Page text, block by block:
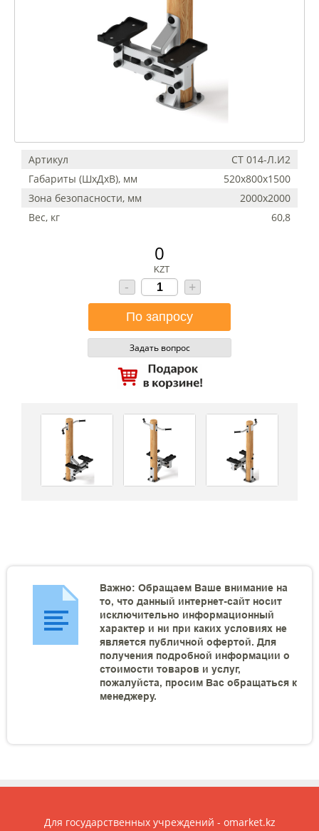
Артикул
СТ 014-Л.И2
Габариты (ШхДхВ), мм
520х800х1500
Зона безопасности, мм
2000х2000
Вес, кг
60,8
0
KZT
- +
Задать вопрос
Важно: Обращаем Ваше внимание на
то, что данный интернет-сайт носит
исключительно информационный
характер и ни при каких условиях не
является публичной офертой. Для
получения подробной информации о
стоимости товаров и услуг,
пожалуйста, просим Вас обращаться к
менеджеру.
Для государственных учреждений - omarket.kz